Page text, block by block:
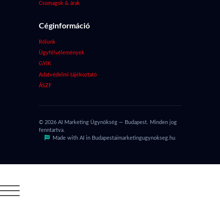
Csomagok & árak
Céginformáció
Rólunk
Ügyfélvélemények
GYIK
Adatvédelmi tájékoztató
ÁSZF
© 2026 AI Marketing Ügynökség — Budapest. Minden jog
fenntartva.
Made with AI in Budapestaimarketingugynokseg.hu